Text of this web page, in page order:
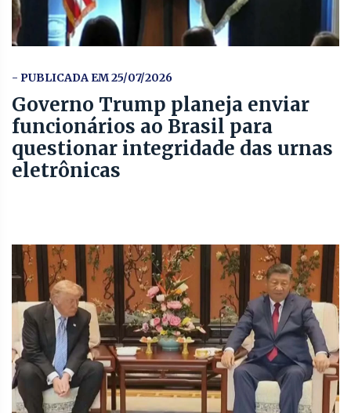
- PUBLICADA EM 25/07/2026
Governo Trump planeja enviar
funcionários ao Brasil para
questionar integridade das urnas
eletrônicas